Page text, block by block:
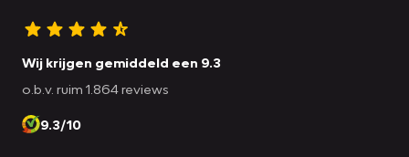
Wij krijgen gemiddeld een 9.3
o.b.v. ruim 1.864 reviews
9.3/10